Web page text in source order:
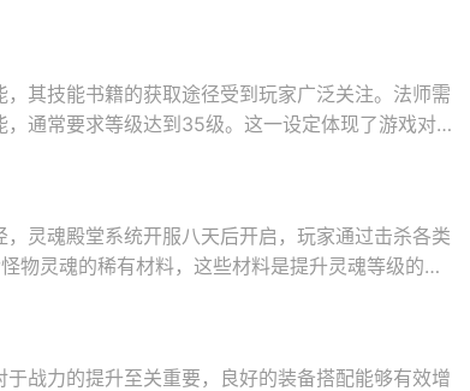
其技能书籍的获取途径受到玩家广泛关注。法师需
通常要求等级达到35级。这一设定体现了游戏对
灵魂殿堂系统开服八天后开启，玩家通过击杀各类
物灵魂的稀有材料，这些材料是提升灵魂等级的基
战力的提升至关重要，良好的装备搭配能够有效增